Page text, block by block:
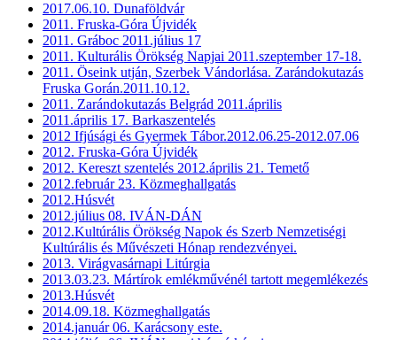
2017.06.10. Dunaföldvár
2011. Fruska-Góra Újvidék
2011. Gráboc 2011.július 17
2011. Kulturális Örökség Napjai 2011.szeptember 17-18.
2011. Öseink utján, Szerbek Vándorlása. Zarándokutazás
Fruska Gorán.2011.10.12.
2011. Zarándokutazás Belgrád 2011.április
2011.április 17. Barkaszentelés
2012 Ifjúsági és Gyermek Tábor.2012.06.25-2012.07.06
2012. Fruska-Góra Újvidék
2012. Kereszt szentelés 2012.április 21. Temető
2012.február 23. Közmeghallgatás
2012.Húsvét
2012.július 08. IVÁN-DÁN
2012.Kultúrális Örökség Napok és Szerb Nemzetiségi
Kultúrális és Művészeti Hónap rendezvényei.
2013. Virágvasárnapi Litúrgia
2013.03.23. Mártírok emlékművénél tartott megemlékezés
2013.Húsvét
2014.09.18. Közmeghallgatás
2014.január 06. Karácsony este.